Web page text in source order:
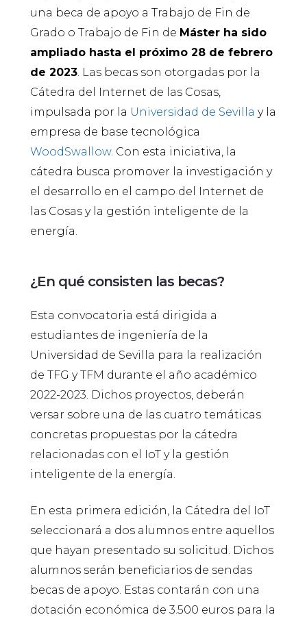
una beca de apoyo a Trabajo de Fin de
Grado o Trabajo de Fin de Máster ha sido
ampliado hasta el próximo 28 de febrero
de 2023. Las becas son otorgadas por la
Cátedra del Internet de las Cosas,
impulsada por la Universidad de Sevilla y la
empresa de base tecnológica
WoodSwallow. Con esta iniciativa, la
cátedra busca promover la investigación y
el desarrollo en el campo del Internet de
las Cosas y la gestión inteligente de la
energía.
¿En qué consisten las becas?
Esta convocatoria está dirigida a
estudiantes de ingeniería de la
Universidad de Sevilla para la realización
de TFG y TFM durante el año académico
2022-2023. Dichos proyectos, deberán
versar sobre una de las cuatro temáticas
concretas propuestas por la cátedra
relacionadas con el IoT y la gestión
inteligente de la energía.
En esta primera edición, la Cátedra del IoT
seleccionará a dos alumnos entre aquellos
que hayan presentado su solicitud. Dichos
alumnos serán beneficiarios de sendas
becas de apoyo. Estas contarán con una
dotación económica de 3.500 euros para la